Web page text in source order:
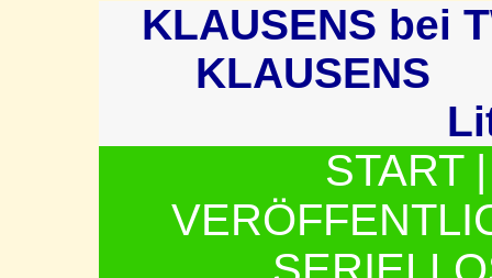
KLAUSENS bei
KLAUSENS
START